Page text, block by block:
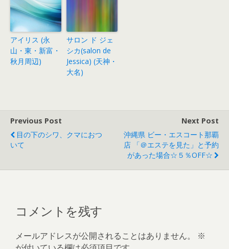
アイリス (永
山・東・新富・
秋月周辺)
サロン ド ジェ
シカ(salon de
Jessica) (天神・
大名)
Previous Post
目の下のシワ、クマにおつ
いて
Next Post
沖縄県 ビー・エスコート那覇
店 「＠エステを見た」と予約
があった場合☆５％OFF☆
コメントを残す
メールアドレスが公開されることはありません。
※